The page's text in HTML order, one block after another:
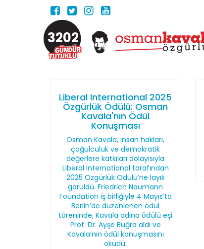
3202
Liberal International 2025
Özgürlük Ödülü: Osman
Kavala'nın Ödül
Konuşması
Osman Kavala, insan hakları,
çoğulculuk ve demokratik
değerlere katkıları dolayısıyla
Liberal International tarafından
2025 Özgürlük Ödülü’ne layık
görüldü. Friedrich Naumann
Foundation iş birliğiyle 4 Mayıs’ta
Berlin’de düzenlenen ödül
töreninde, Kavala adına ödülü eşi
Prof. Dr. Ayşe Buğra aldı ve
Kavala’nın ödül konuşmasını
okudu.